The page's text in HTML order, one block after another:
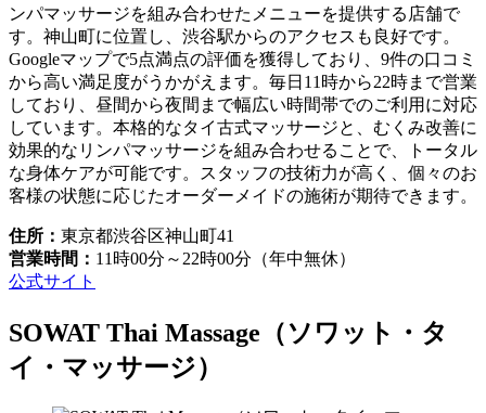
ンパマッサージを組み合わせたメニューを提供する店舗で
す。神山町に位置し、渋谷駅からのアクセスも良好です。
Googleマップで5点満点の評価を獲得しており、9件の口コミ
から高い満足度がうかがえます。毎日11時から22時まで営業
しており、昼間から夜間まで幅広い時間帯でのご利用に対応
しています。本格的なタイ古式マッサージと、むくみ改善に
効果的なリンパマッサージを組み合わせることで、トータル
な身体ケアが可能です。スタッフの技術力が高く、個々のお
客様の状態に応じたオーダーメイドの施術が期待できます。
住所： 東京都渋谷区神山町41
営業時間： 11時00分～22時00分（年中無休）
公式サイト
SOWAT Thai Massage（ソワット・タ
イ・マッサージ）